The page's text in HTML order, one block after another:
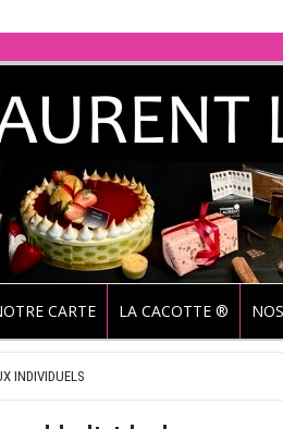
CARTE LA CACOTTE ®
INDIVIDUELS